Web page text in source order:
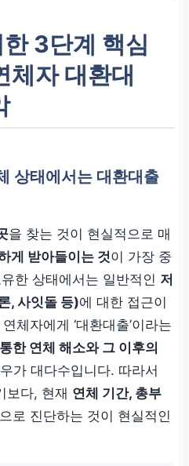
3단계 핵심
체자 대환대
상태에서는 대환대출
을 찾는 것이 현실적으로 매
게 받아들이는 것이 가장 중
한 상태에서는 일반적인 저
, 사잇돌 등)에 대한 접근이
체자에게 ‘대환대출’이라는
한 연체 해소와 그 이후의
가 대다수입니다. 따라서
보다, 현재 연체 기간, 총부
로 진단하는 것이 현실적인